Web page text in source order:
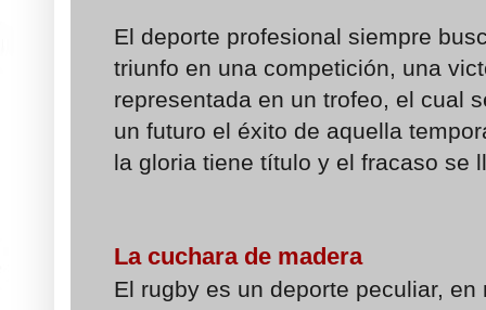
El deporte profesional siempre
triunfo en una competición, una
representada en un trofeo, el cual
un futuro el éxito de aquella
la gloria tiene título y el fracaso se
La cuchara de madera
El rugby es un deporte peculiar,